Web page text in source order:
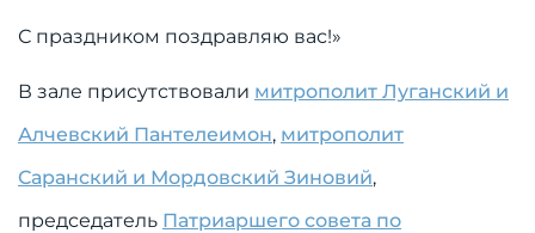
С праздником поздравляю вас!»
В зале присутствовали митрополит Луганский и
Алчевский Пантелеимон, митрополит
Саранский и Мордовский Зиновий,
председатель Патриаршего совета по